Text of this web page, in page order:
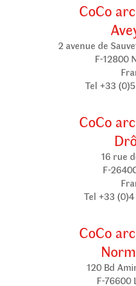
CoCo
2 avenue de
F-12800
Tel +33
CoCo
16 rue
F-
Tel +33
CoCo
120 Bd
F-76600